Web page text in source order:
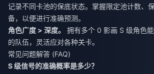
记录不同卡池的保底状态。掌握限定池计数、
备，以便进行准确预测。
角色广度 > 深度。
拥有多个 0 影画 S 级角色
的队伍，灵活应对各种关卡。
常见问题解答 (FAQ)
S 级信号的准确概率是多少？